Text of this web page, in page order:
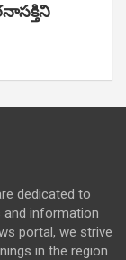
dedicated to
and information
portal, we strive
in the region